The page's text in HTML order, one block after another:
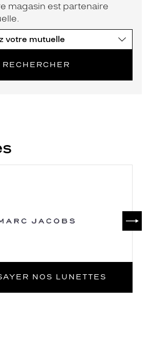
magasin est partenaire
RECHERCHER
NOS LUNETTES